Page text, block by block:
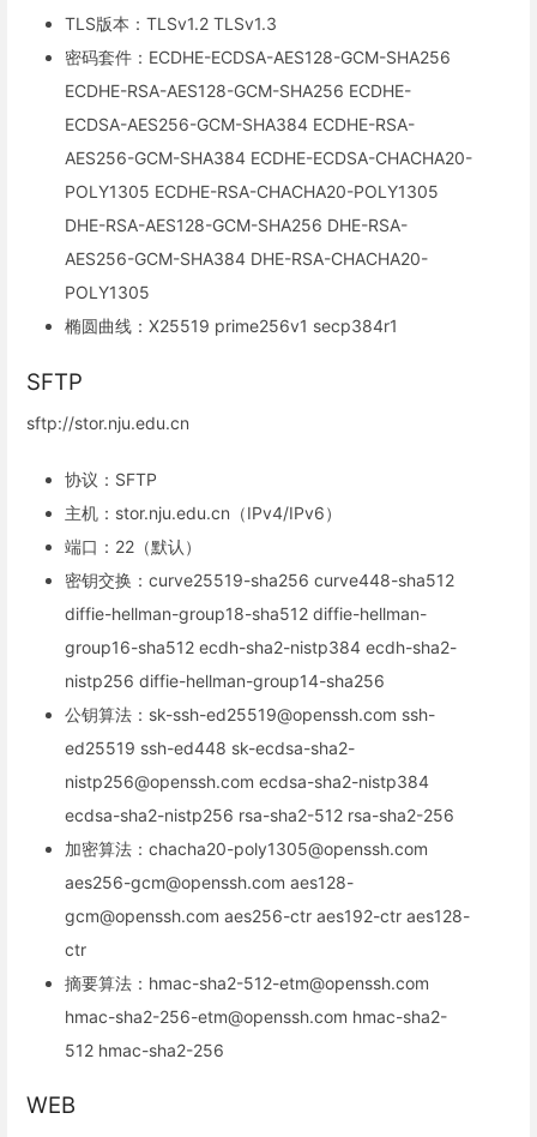
TLS版本：TLSv1.2 TLSv1.3
密码套件：ECDHE-ECDSA-AES128-GCM-SHA256
ECDHE-RSA-AES128-GCM-SHA256 ECDHE-
ECDSA-AES256-GCM-SHA384 ECDHE-RSA-
AES256-GCM-SHA384 ECDHE-ECDSA-CHACHA20-
POLY1305 ECDHE-RSA-CHACHA20-POLY1305
DHE-RSA-AES128-GCM-SHA256 DHE-RSA-
AES256-GCM-SHA384 DHE-RSA-CHACHA20-
POLY1305
椭圆曲线：X25519 prime256v1 secp384r1
SFTP
sftp://stor.nju.edu.cn
协议：SFTP
主机：stor.nju.edu.cn（IPv4/IPv6）
端口：22（默认）
密钥交换：curve25519-sha256 curve448-sha512
diffie-hellman-group18-sha512 diffie-hellman-
group16-sha512 ecdh-sha2-nistp384 ecdh-sha2-
nistp256 diffie-hellman-group14-sha256
公钥算法：sk-ssh-ed25519@openssh.com ssh-
ed25519 ssh-ed448 sk-ecdsa-sha2-
nistp256@openssh.com ecdsa-sha2-nistp384
ecdsa-sha2-nistp256 rsa-sha2-512 rsa-sha2-256
加密算法：chacha20-poly1305@openssh.com
aes256-gcm@openssh.com aes128-
gcm@openssh.com aes256-ctr aes192-ctr aes128-
ctr
摘要算法：hmac-sha2-512-etm@openssh.com
hmac-sha2-256-etm@openssh.com hmac-sha2-
512 hmac-sha2-256
WEB